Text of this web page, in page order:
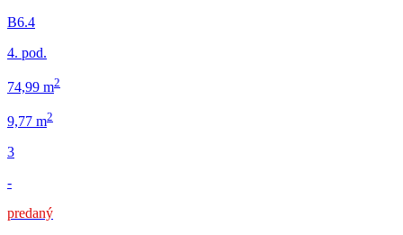
B6.4
4. pod.
74,99 m2
9,77 m2
3
-
predaný